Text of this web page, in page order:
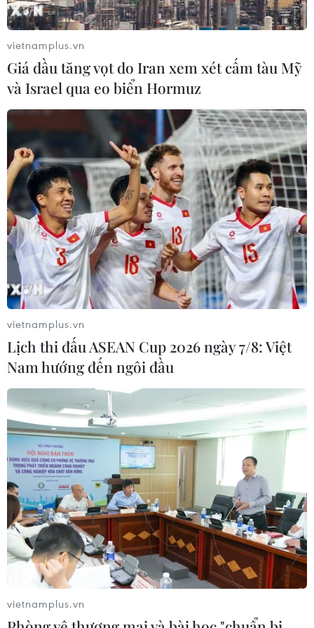
vietnamplus.vn
Giá dầu tăng vọt do Iran xem xét cấm tàu Mỹ
và Israel qua eo biển Hormuz
vietnamplus.vn
Lịch thi đấu ASEAN Cup 2026 ngày 7/8: Việt
Nam hướng đến ngôi đầu
vietnamplus.vn